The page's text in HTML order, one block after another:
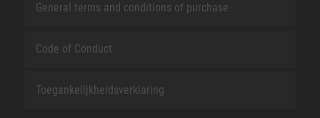
General terms and conditions of purchase
Code of Conduct
Toegankelijkheidsverklaring